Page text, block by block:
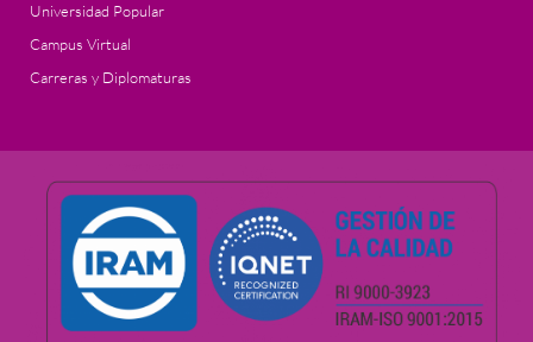
Universidad Popular
Campus Virtual
Carreras y Diplomaturas